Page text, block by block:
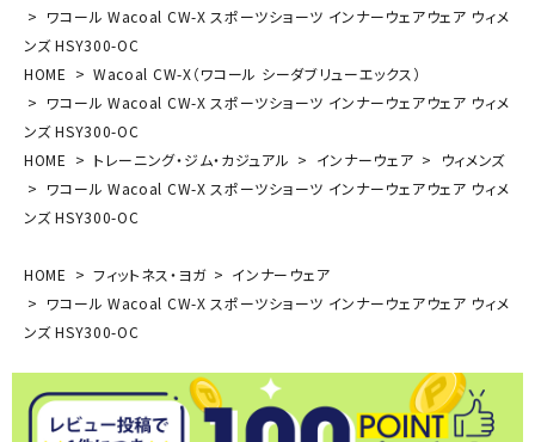
ワコール Wacoal CW-X スポーツショーツ インナーウェアウェア ウィメ
ンズ HSY300-OC
HOME
Wacoal CW-X（ワコール シーダブリューエックス）
ワコール Wacoal CW-X スポーツショーツ インナーウェアウェア ウィメ
ンズ HSY300-OC
HOME
トレーニング・ジム・カジュアル インナーウェア
ウィメンズ
ワコール Wacoal CW-X スポーツショーツ インナーウェアウェア ウィメ
ンズ HSY300-OC
HOME フィットネス・ヨガ
インナーウェア
ワコール Wacoal CW-X スポーツショーツ インナーウェアウェア ウィメ
ンズ HSY300-OC